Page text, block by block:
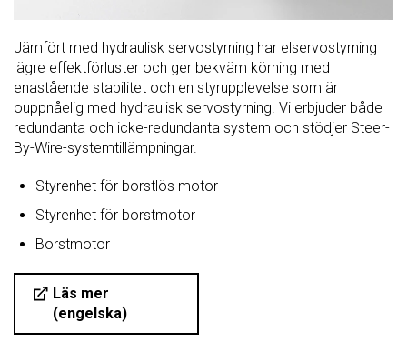
Jämfört med hydraulisk servostyrning har elservostyrning
lägre effektförluster och ger bekväm körning med
enastående stabilitet och en styrupplevelse som är
ouppnåelig med hydraulisk servostyrning. Vi erbjuder både
redundanta och icke-redundanta system och stödjer Steer-
By-Wire-systemtillämpningar.
Styrenhet för borstlös motor
Styrenhet för borstmotor
Borstmotor
Läs mer
(engelska)